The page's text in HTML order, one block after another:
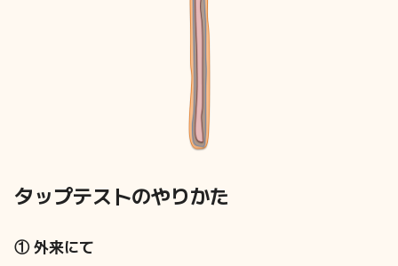
タップテストのやりかた
① 外来にて